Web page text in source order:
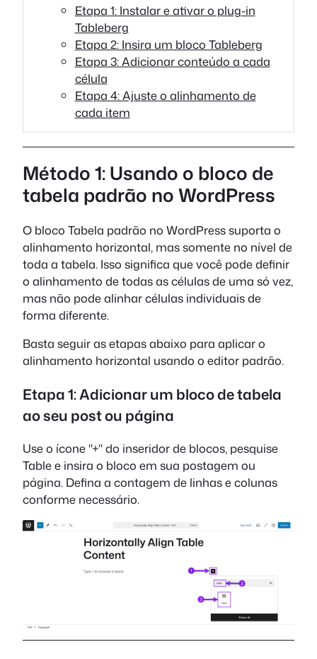
Etapa 1: Instalar e ativar o plug-in
Tableberg
Etapa 2: Insira um bloco Tableberg
Etapa 3: Adicionar conteúdo a cada
célula
Etapa 4: Ajuste o alinhamento de
cada item
Método 1: Usando o bloco de
tabela padrão no WordPress
O bloco Tabela padrão no WordPress suporta o
alinhamento horizontal, mas somente no nível de
toda a tabela. Isso significa que você pode definir
o alinhamento de todas as células de uma só vez,
mas não pode alinhar células individuais de
forma diferente.
Basta seguir as etapas abaixo para aplicar o
alinhamento horizontal usando o editor padrão.
Etapa 1: Adicionar um bloco de tabela
ao seu post ou página
Use o ícone "+" do inseridor de blocos, pesquise
Table e insira o bloco em sua postagem ou
página. Defina a contagem de linhas e colunas
conforme necessário.